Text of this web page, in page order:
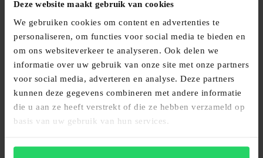
Deze website maakt gebruik van cookies
We gebruiken cookies om content en advertenties te
personaliseren, om functies voor social media te bieden en
om ons websiteverkeer te analyseren. Ook delen we
informatie over uw gebruik van onze site met onze partners
voor social media, adverteren en analyse. Deze partners
kunnen deze gegevens combineren met andere informatie
die u aan ze heeft verstrekt of die ze hebben verzameld op
basis van uw gebruik van hun services.
Schramm bedbodem UM-0 SCA
€2.489,00
Bekijk product